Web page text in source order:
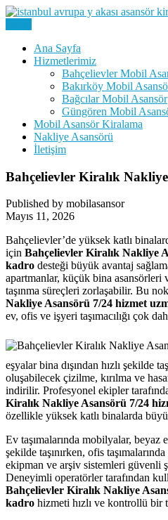
Skip
Avrupa Yakası
Kiralama
Ana Sayfa
Hizmetlerimiz
Bahçelievler Mobil
Bakırköy Mobil
Bağcılar Mobil Asansör
Güngören Mobil
Mobil Asansör Kiralama
Nakliye Asansörü
İletişim
Bahçelievler Kiralık
Published by mobilasansor
Mayıs 11, 2026
Bahçelievler’de yüksek katlı
için Bahçelievler Kiralık Nakliye
kadro desteği büyük avantaj
apartmanlar, küçük bina asansörleri
taşınma süreçleri zorlaşabilir. Bu
Nakliye Asansörü 7/24 hizmet
ev, ofis ve işyeri taşımacılığı çok
eşyalar bina dışından hızlı şekilde
oluşabilecek çizilme, kırılma ve
indirilir. Profesyonel ekipler
Kiralık Nakliye Asansörü 7/24
özellikle yüksek katlı binalarda
Ev taşımalarında mobilyalar, beyaz
şekilde taşınırken, ofis
ekipman ve arşiv sistemleri güvenli
Deneyimli operatörler tarafından
Bahçelievler Kiralık Nakliye
kadro hizmeti hızlı ve kontrollü bir